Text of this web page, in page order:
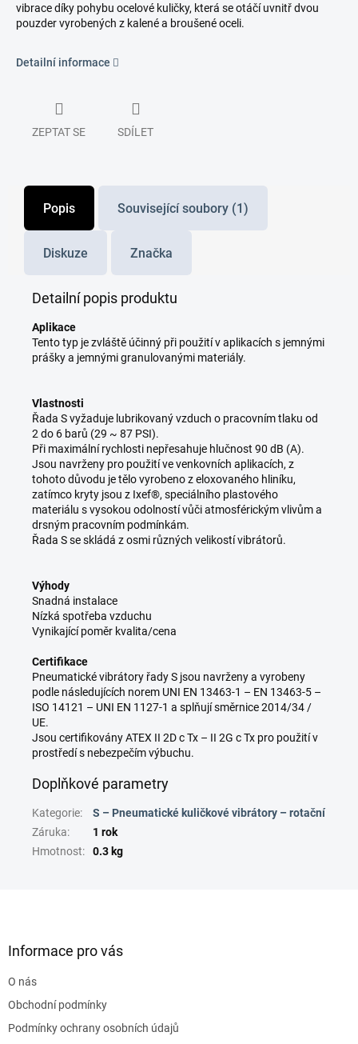
vibrace díky pohybu ocelové kuličky, která se otáčí uvnitř dvou
pouzder vyrobených z kalené a broušené oceli.
Detailní informace
ZEPTAT SE SDÍLET
Popis Související soubory (1)
Diskuze Značka
Detailní popis produktu
Aplikace
Tento typ je zvláště účinný při použití v aplikacích s jemnými
prášky a jemnými granulovanými materiály.
Vlastnosti
Řada S vyžaduje lubrikovaný vzduch o pracovním tlaku od
2 do 6 barů (29 ~ 87 PSI).
Při maximální rychlosti nepřesahuje hlučnost 90 dB (A).
Jsou navrženy pro použití ve venkovních aplikacích, z
tohoto důvodu je tělo vyrobeno z eloxovaného hliníku,
zatímco kryty jsou z Ixef®, speciálního plastového
materiálu s vysokou odolností vůči atmosférickým vlivům a
drsným pracovním podmínkám.
Řada S se skládá z osmi různých velikostí vibrátorů.
Výhody
Snadná instalace
Nízká spotřeba vzduchu
Vynikající poměr kvalita/cena
Certifikace
Pneumatické vibrátory řady S jsou navrženy a vyrobeny
podle následujících norem UNI EN 13463-1 – EN 13463-5 –
ISO 14121 – UNI EN 1127-1 a splňují směrnice 2014/34 /
UE.
Jsou certifikovány ATEX II 2D c Tx – II 2G c Tx pro použití v
prostředí s nebezpečím výbuchu.
Doplňkové parametry
Kategorie:
S – Pneumatické kuličkové vibrátory – rotační
Záruka:
1 rok
Hmotnost: 0.3 kg
Informace pro vás
O nás
Obchodní podmínky
Podmínky ochrany osobních údajů